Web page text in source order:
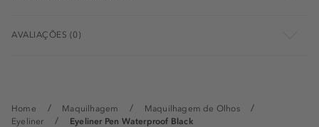
Home Maquilhagem
Maquilhagem de Olhos
Eyeliner
Eyeliner Pen Waterproof Black
AVALIAÇÕES (0)